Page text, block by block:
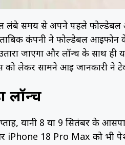
लंबे समय से अपने पहले फोल्डेबल
कंपनी ने फोल्डेबल आईफोन
जाएगा और लॉन्च के साथ
लेकर सामने आई जानकारी ने टेक
लॉन्च
यानी 8 या 9 सितंबर के
18 Pro Max को भी